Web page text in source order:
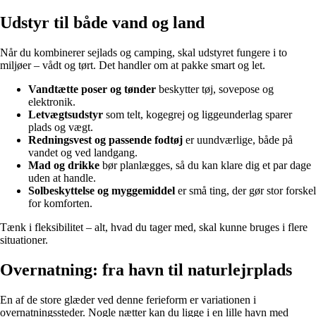
Udstyr til både vand og land
Når du kombinerer sejlads og camping, skal udstyret fungere i to
miljøer – vådt og tørt. Det handler om at pakke smart og let.
Vandtætte poser og tønder beskytter tøj, sovepose og
elektronik.
Letvægtsudstyr som telt, kogegrej og liggeunderlag sparer
plads og vægt.
Redningsvest og passende fodtøj er uundværlige, både på
vandet og ved landgang.
Mad og drikke bør planlægges, så du kan klare dig et par dage
uden at handle.
Solbeskyttelse og myggemiddel er små ting, der gør stor forskel
for komforten.
Tænk i fleksibilitet – alt, hvad du tager med, skal kunne bruges i flere
situationer.
Overnatning: fra havn til naturlejrplads
En af de store glæder ved denne ferieform er variationen i
overnatningssteder. Nogle nætter kan du ligge i en lille havn med